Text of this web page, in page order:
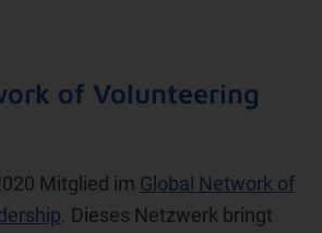
of Volunteering
Mitglied im Global Network of
. Dieses Netzwerk bringt